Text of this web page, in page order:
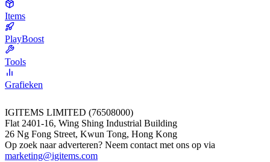
Items
PlayBoost
Tools
Grafieken
IGITEMS LIMITED (76508000)
Flat 2401-16, Wing Shing Industrial Building
26 Ng Fong Street, Kwun Tong, Hong Kong
Op zoek naar adverteren? Neem contact met ons op via
marketing@igitems.com